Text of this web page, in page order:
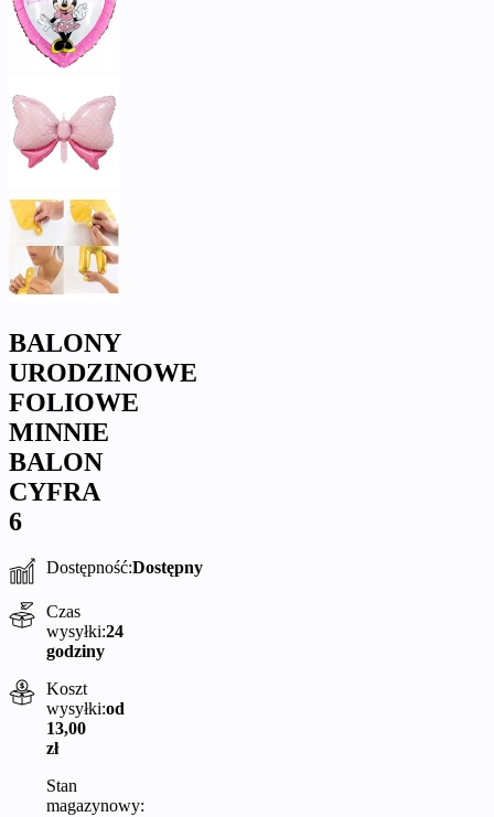
BALONY
URODZINOWE
FOLIOWE
MINNIE
BALON
CYFRA
6
Dostępność:Dostępny
Czas
wysyłki:24
godziny
Koszt
wysyłki:od
13,00
zł
Stan
magazynowy: